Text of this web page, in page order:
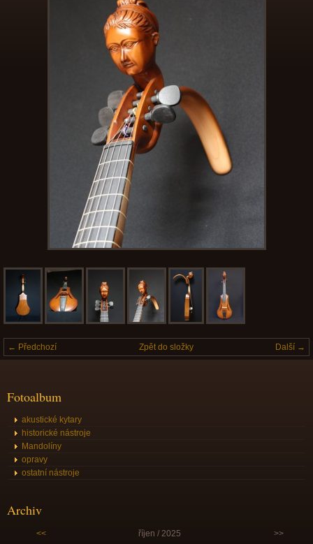
← Předchozí Další →
Zpět do složky
Fotoalbum
akustické kytary
historické nástroje
Mandolíny
opravy
ostatní nástroje
Archiv
<< říjen / 2025 >>